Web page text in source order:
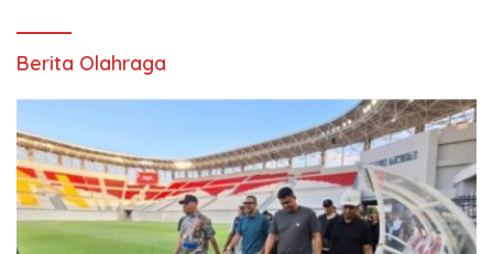
Berita Olahraga